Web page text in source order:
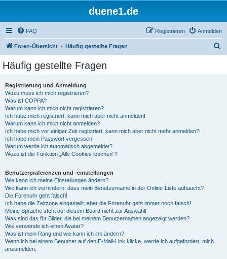
duene1.de
FAQ Anmelden
Registrieren
Foren-Übersicht Häufig gestellte Fragen
Häufig gestellte Fragen
Registrierung und Anmeldung
Wozu muss ich mich registrieren?
Was ist COPPA?
Warum kann ich mich nicht registrieren?
Ich habe mich registriert, kann mich aber nicht anmelden!
Warum kann ich mich nicht anmelden?
Ich habe mich vor einiger Zeit registriert, kann mich aber nicht mehr anmelden?!
Ich habe mein Passwort vergessen!
Warum werde ich automatisch abgemeldet?
Wozu ist die Funktion „Alle Cookies löschen“?
Benutzerpräferenzen und -einstellungen
Wie kann ich meine Einstellungen ändern?
Wie kann ich verhindern, dass mein Benutzername in der Online-Liste auftaucht?
Die Forenuhr geht falsch!
Ich habe die Zeitzone eingestellt, aber die Forenuhr geht immer noch falsch!
Meine Sprache steht auf diesem Board nicht zur Auswahl!
Was sind das für Bilder, die bei meinem Benutzernamen angezeigt werden?
Wie verwende ich einen Avatar?
Was ist mein Rang und wie kann ich ihn ändern?
Wenn ich bei einem Benutzer auf den E-Mail-Link klicke, werde ich aufgefordert, mich
anzumelden.